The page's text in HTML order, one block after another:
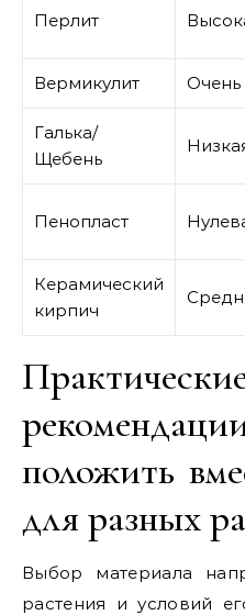
Перлит
Вермикулит Очень
Галька/
Щебень
Пенопласт
Керамический
кирпич
положить
для разных
Выбор материала
растения и условий